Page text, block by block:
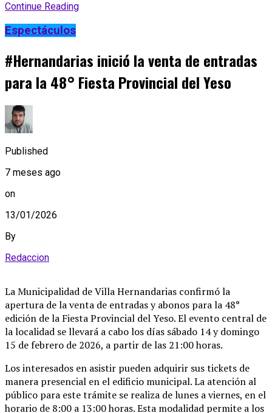
Continue Reading
Espectáculos
#Hernandarias inició la venta de entradas
para la 48° Fiesta Provincial del Yeso
Published
7 meses ago
on
13/01/2026
By
Redaccion
La Municipalidad de Villa Hernandarias confirmó la
apertura de la venta de entradas y abonos para la 48°
edición de la Fiesta Provincial del Yeso. El evento central de
la localidad se llevará a cabo los días sábado 14 y domingo
15 de febrero de 2026, a partir de las 21:00 horas.
Los interesados en asistir pueden adquirir sus tickets de
manera presencial en el edificio municipal. La atención al
público para este trámite se realiza de lunes a viernes, en el
horario de 8:00 a 13:00 horas. Esta modalidad permite a los